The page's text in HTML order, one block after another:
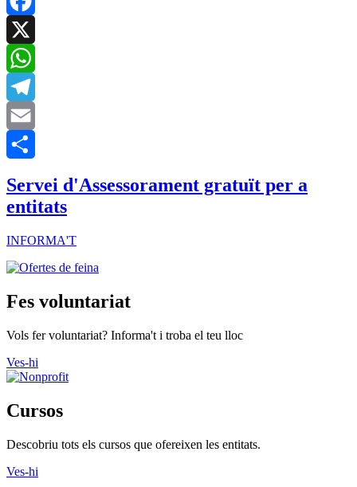
Facebook
X
WhatsApp
Telegram
Email
Servei d'Assessorament gratuït per a
entitats
INFORMA'T
Fes voluntariat
Vols fer voluntariat? Informa't i troba el teu lloc
Ves-hi
Cursos
Descobriu tots els cursos que ofereixen les entitats.
Ves-hi